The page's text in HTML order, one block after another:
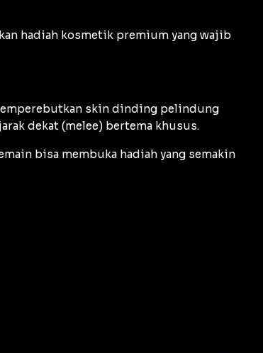
hadiah kosmetik premium yang wajib
skin dinding pelindung
dekat (melee) bertema khusus.
bisa membuka hadiah yang semakin